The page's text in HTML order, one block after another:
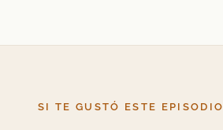
SI TE GUSTÓ ESTE EPISODIO